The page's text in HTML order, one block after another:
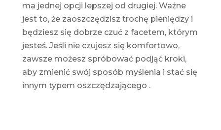
ma jednej opcji lepszej od drugiej. Ważne
jest to, że zaoszczędzisz trochę pieniędzy i
będziesz się dobrze czuć z facetem, którym
jesteś. Jeśli nie czujesz się komfortowo,
zawsze możesz spróbować podjąć kroki,
aby zmienić swój sposób myślenia i stać się
innym typem oszczędzającego .